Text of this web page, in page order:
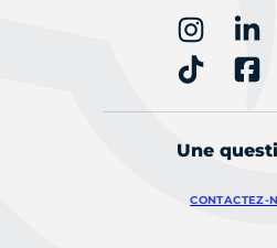
Une
CONTACTEZ-